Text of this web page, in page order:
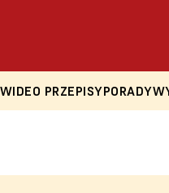
WIDEO PRZEPISYPORADY